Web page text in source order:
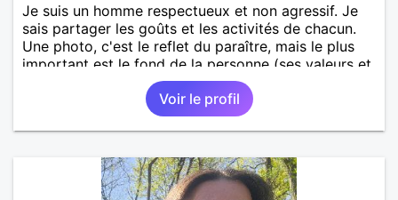
Je suis un homme respectueux et non agressif. Je
sais partager les goûts et les activités de chacun.
Une photo, c'est le reflet du paraître, mais le plus
important est le fond de la personne (ses valeurs et
son savoir-vivre). Je cherche à discuter avec
diverses personnes pour trouver la femme qui est
sur la même longueur d'onde que moi: sociable,
attachante et qui aurait les mêmes objectifs que
alors augmentons nos chances en faisant plus
amplement connaissance !
Voir le profil